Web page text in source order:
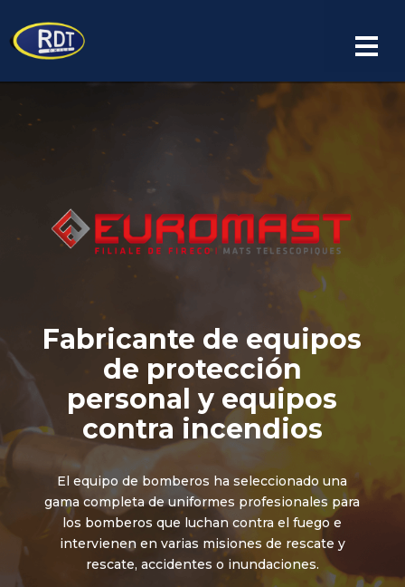
Fabricante de equipos
de protección
personal y equipos
contra incendios
El equipo de bomberos ha seleccionado una
gama completa de uniformes profesionales para
los bomberos que luchan contra el fuego e
intervienen en varias misiones de rescate y
rescate, accidentes o inundaciones.